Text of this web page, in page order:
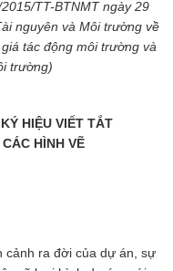
TT-BTNMT ngày 29
nguyên và Môi trường về
tác động môi trường và
trường)
HIỆU VIẾT TẮT
HÌNH VẼ
cảnh ra đời của dự án, sự